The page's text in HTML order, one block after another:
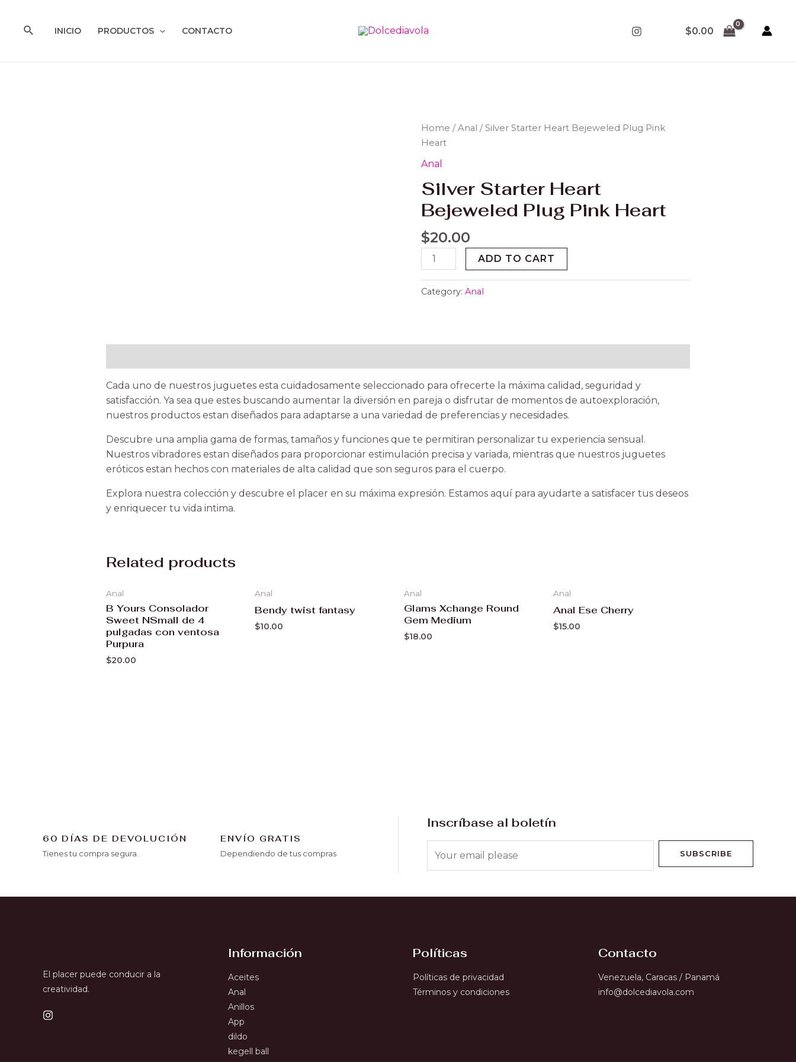
contenido
BuscarINICIO PRODUCTOS CONTACTO $0.00
Home /Anal / Silver Starter Heart Bejeweled Plug Pink
Heart
Anal
Silver Starter Heart
Bejeweled Plug Pink Heart
$20.00
Silver
Starter
Heart
Plug
Pink
Heart
quantity
ADD TO CART
Category:Anal
Cada uno de nuestros juguetes esta cuidadosamente seleccionado para ofrecerte la máxima calidad, seguridad y
satisfacción. Ya sea que estes buscando aumentar la diversión en pareja o disfrutar de momentos de autoexploración,
nuestros productos estan diseñados para adaptarse a una variedad de preferencias y necesidades.
Descubre una amplia gama de formas, tamaños y funciones que te permitiran personalizar tu experiencia sensual.
Nuestros vibradores estan diseñados para proporcionar estimulación precisa y variada, mientras que nuestros juguetes
eróticos estan hechos con materiales de alta calidad que son seguros para el cuerpo.
Explora nuestra colección y descubre el placer en su máxima expresión. Estamos aquí para ayudarte a satisfacer tus deseos
y enriquecer tu vida intima.
Related products
Anal
B Yours Consolador
Sweet NSmall de 4
pulgadas con ventosa
Purpura
$20.00
Anal
Bendy twist fantasy
$10.00
Anal
Glams Xchange Round
Gem Medium
$18.00
Anal
Anal Ese Cherry
$15.00
60 DÍAS DE DEVOLUCIÓN
Tienes tu compra segura.
ENVÍO GRATIS
Dependiendo de tus compras
Inscríbase al boletín
SUBSCRIBE
El placer puede conducir a la
creatividad.
Información
Aceites
Anal
Anillos
App
dildo
kegell ball
Políticas
Políticas de privacidad
Términos y condiciones
Contacto
Venezuela, Caracas / Panamá
info@dolcediavola.com